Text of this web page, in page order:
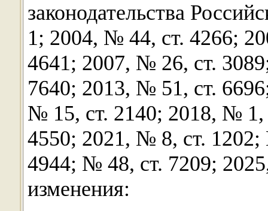
законодательства
1; 2004, № 44, ст. 4266;
4641; 2007, № 26, ст.
7640; 2013, № 51, ст.
№ 15, ст. 2140; 2018, №
4550; 2021, № 8, ст.
4944; № 48, ст. 7209;
изменения: